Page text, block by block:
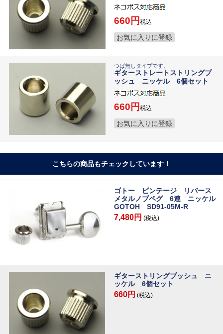
660 税込
お気に入りに登録
つば無しタイプです。
ギターストレートストリングブ
ッシュ ニッケル 6個セット
660 税込
お気に入りに登録
こちらの商品もチェックしています！
ゴトー ビンテージ リバース
メタルノブペグ 6連 ニッケル
GOTOH SD91-05M-R
7,480円 (税込)
ギターストリングブッシュ ニ
ッケル 6個セット
660円 (税込)